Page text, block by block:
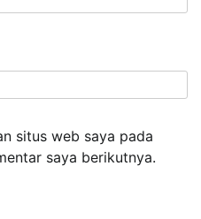
situs web saya pada
saya berikutnya.